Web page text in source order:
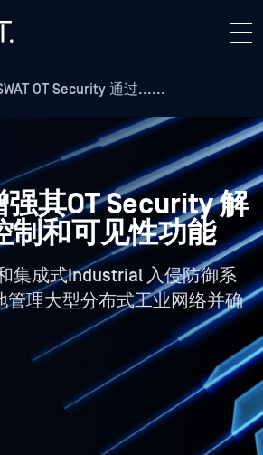
OT Security 通过......
强其OT Security 解
制和可见性功能
集成式Industrial 入侵防御系
管理大型分布式工业网络并确